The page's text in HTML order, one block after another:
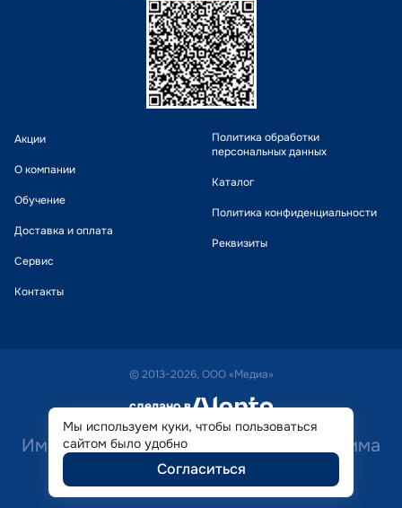
Акции
О компании
Обучение
Доставка и оплата
Сервис
Контакты
Политика обработки
персональных данных
Каталог
Политика конфиденциальности
Реквизиты
© 2013-2026, ООО «Медиа»
сделано в alente
Имеются противопоказания. Необходима
консультация специалиста.
Мы используем куки, чтобы пользоваться
сайтом было удобно
Согласиться